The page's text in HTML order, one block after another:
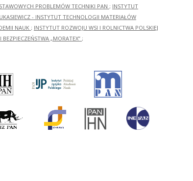
PROBLEMÓW TECHNIKI PAN ; INSTYTUT
- INSTYTUT TECHNOLOGII MATERIAŁÓW
NAUK ; INSTYTUT ROZWOJU WSI I ROLNICTWA POLSKIEJ
„MORATEX” ;